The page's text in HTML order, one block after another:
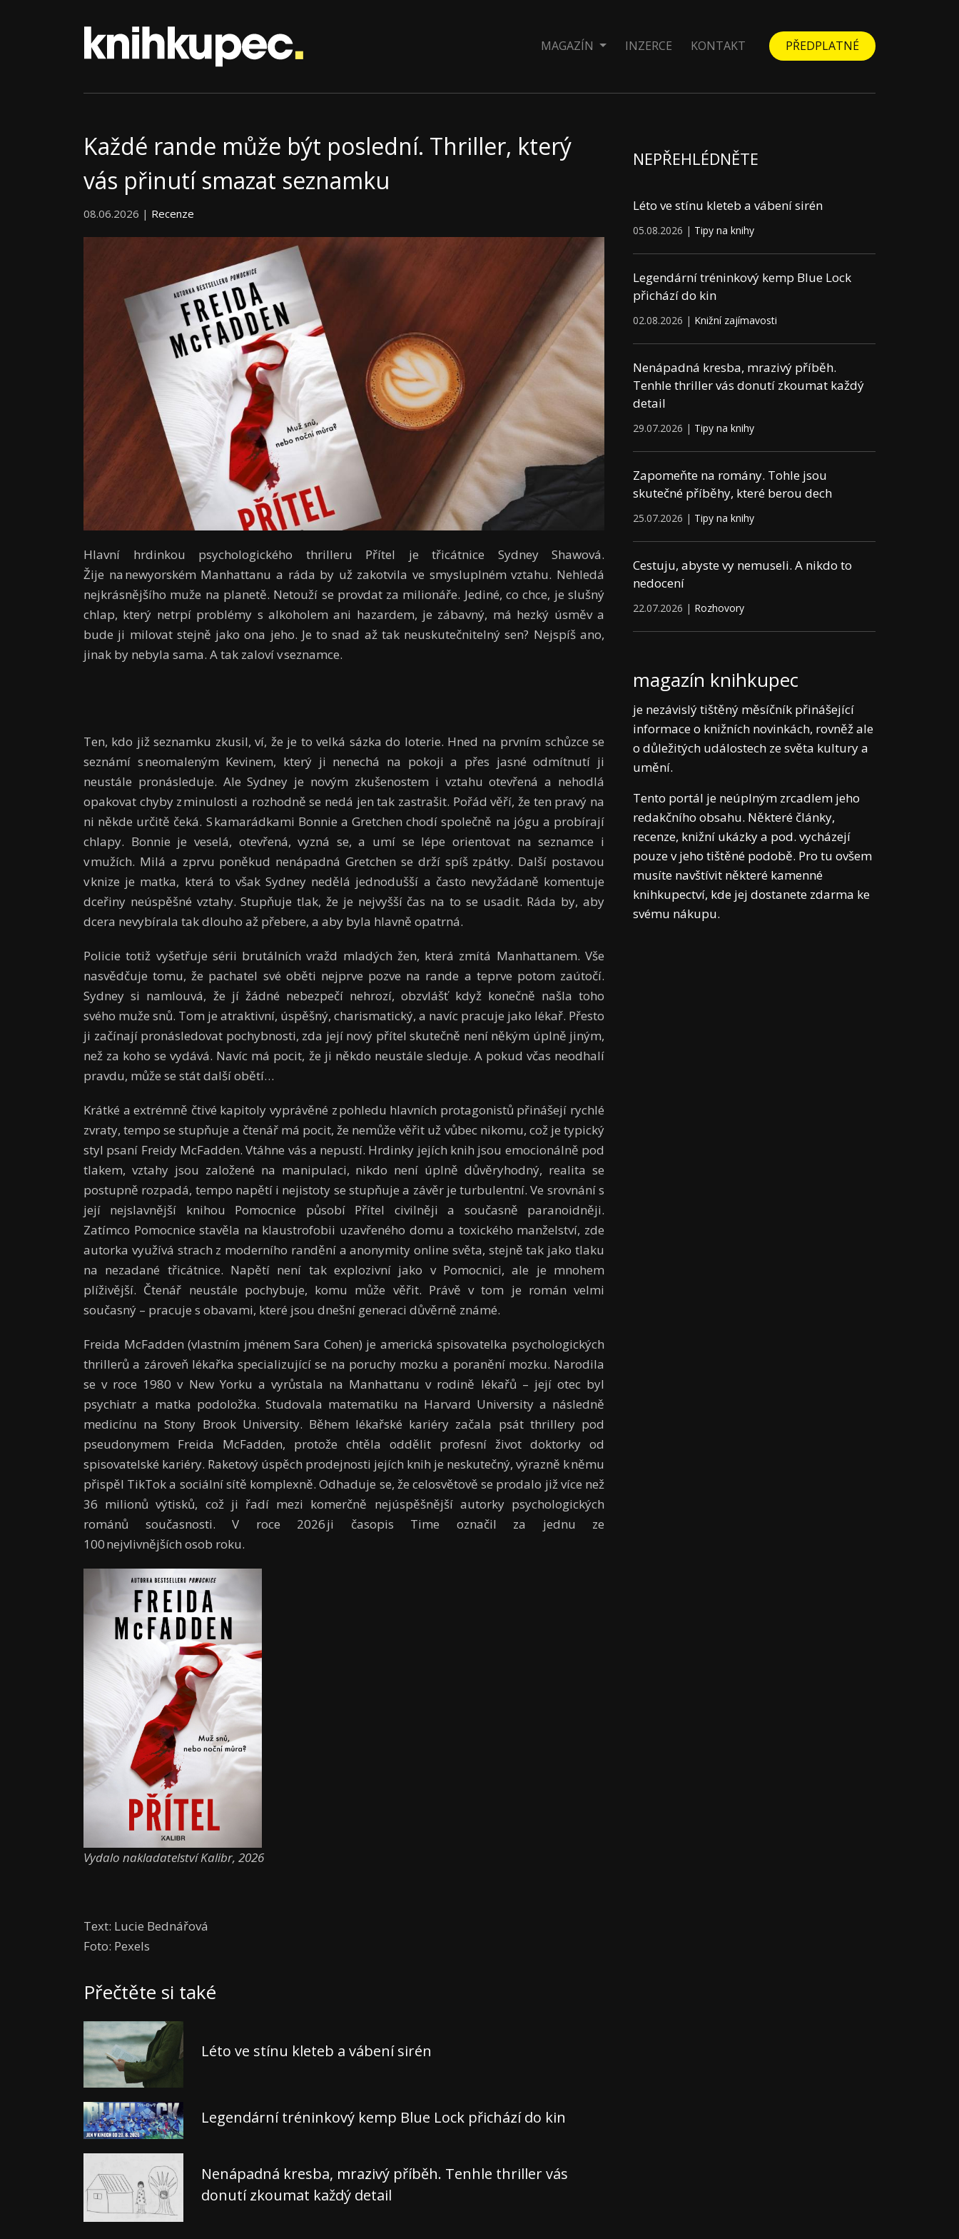
MAGAZÍN INZERCE KONTAKT PŘEDPLATNÉ
Každé rande může být poslední. Thriller, který
vás přinutí smazat seznamku
08.06.2026 | Recenze
Hlavní hrdinkou psychologického thrilleru Přítel je třicátnice Sydney Shawová.
Žije na newyorském Manhattanu a ráda by už zakotvila ve smysluplném vztahu. Nehledá
nejkrásnějšího muže na planetě. Netouží se provdat za milionáře. Jediné, co chce, je slušný
chlap, který netrpí problémy s alkoholem ani hazardem, je zábavný, má hezký úsměv a
bude ji milovat stejně jako ona jeho. Je to snad až tak neuskutečnitelný sen? Nejspíš ano,
jinak by nebyla sama. A tak zaloví v seznamce.
Ten, kdo již seznamku zkusil, ví, že je to velká sázka do loterie. Hned na prvním schůzce se
seznámí s neomaleným Kevinem, který ji nenechá na pokoji a přes jasné odmítnutí ji
neustále pronásleduje. Ale Sydney je novým zkušenostem i vztahu otevřená a nehodlá
opakovat chyby z minulosti a rozhodně se nedá jen tak zastrašit. Pořád věří, že ten pravý na
ni někde určitě čeká. S kamarádkami Bonnie a Gretchen chodí společně na jógu a probírají
chlapy. Bonnie je veselá, otevřená, vyzná se, a umí se lépe orientovat na seznamce i
v mužích. Milá a zprvu poněkud nenápadná Gretchen se drží spíš zpátky. Další postavou
v knize je matka, která to však Sydney nedělá jednodušší a často nevyžádaně komentuje
dceřiny neúspěšné vztahy. Stupňuje tlak, že je nejvyšší čas na to se usadit. Ráda by, aby
dcera nevybírala tak dlouho až přebere, a aby byla hlavně opatrná.
Policie totiž vyšetřuje sérii brutálních vražd mladých žen, která zmítá Manhattanem. Vše
nasvědčuje tomu, že pachatel své oběti nejprve pozve na rande a teprve potom zaútočí.
Sydney si namlouvá, že jí žádné nebezpečí nehrozí, obzvlášť když konečně našla toho
svého muže snů. Tom je atraktivní, úspěšný, charismatický, a navíc pracuje jako lékař. Přesto
ji začínají pronásledovat pochybnosti, zda její nový přítel skutečně není někým úplně jiným,
než za koho se vydává. Navíc má pocit, že ji někdo neustále sleduje. A pokud včas neodhalí
pravdu, může se stát další obětí…
Krátké a extrémně čtivé kapitoly vyprávěné z pohledu hlavních protagonistů přinášejí rychlé
zvraty, tempo se stupňuje a čtenář má pocit, že nemůže věřit už vůbec nikomu, což je typický
styl psaní Freidy McFadden. Vtáhne vás a nepustí. Hrdinky jejích knih jsou emocionálně pod
tlakem, vztahy jsou založené na manipulaci, nikdo není úplně důvěryhodný, realita se
postupně rozpadá, tempo napětí i nejistoty se stupňuje a závěr je turbulentní. Ve srovnání s
její nejslavnější knihou Pomocnice působí Přítel civilněji a současně paranoidněji.
Zatímco Pomocnice stavěla na klaustrofobii uzavřeného domu a toxického manželství, zde
autorka využívá strach z moderního randění a anonymity online světa, stejně tak jako tlaku
na nezadané třicátnice. Napětí není tak explozivní jako v Pomocnici, ale je mnohem
plíživější. Čtenář neustále pochybuje, komu může věřit. Právě v tom je román velmi
současný – pracuje s obavami, které jsou dnešní generaci důvěrně známé.
Freida McFadden (vlastním jménem Sara Cohen) je americká spisovatelka psychologických
thrillerů a zároveň lékařka specializující se na poruchy mozku a poranění mozku. Narodila
se v roce 1980 v New Yorku a vyrůstala na Manhattanu v rodině lékařů – její otec byl
psychiatr a matka podoložka. Studovala matematiku na Harvard University a následně
medicínu na Stony Brook University. Během lékařské kariéry začala psát thrillery pod
pseudonymem Freida McFadden, protože chtěla oddělit profesní život doktorky od
spisovatelské kariéry. Raketový úspěch prodejnosti jejích knih je neskutečný, výrazně k němu
přispěl TikTok a sociální sítě komplexně. Odhaduje se, že celosvětově se prodalo již více než
36 milionů výtisků, což ji řadí mezi komerčně nejúspěšnější autorky psychologických
románů současnosti. V roce 2026 ji časopis Time označil za jednu ze
100 nejvlivnějších osob roku.
Vydalo nakladatelství Kalibr, 2026
Text: Lucie Bednářová
Foto: Pexels
Přečtěte si také
Léto ve stínu kleteb a vábení sirén
Legendární tréninkový kemp Blue Lock přichází do kin
Nenápadná kresba, mrazivý příběh. Tenhle thriller vás
donutí zkoumat každý detail
NEPŘEHLÉDNĚTE
Léto ve stínu kleteb a vábení sirén
05.08.2026 | Tipy na knihy
Legendární tréninkový kemp Blue Lock
přichází do kin
02.08.2026 | Knižní zajímavosti
Nenápadná kresba, mrazivý příběh.
Tenhle thriller vás donutí zkoumat každý
detail
29.07.2026 | Tipy na knihy
Zapomeňte na romány. Tohle jsou
skutečné příběhy, které berou dech
25.07.2026 | Tipy na knihy
Cestuju, abyste vy nemuseli. A nikdo to
nedocení
22.07.2026 | Rozhovory
magazín knihkupec
je nezávislý tištěný měsíčník přinášející
informace o knižních novinkách, rovněž ale
o důležitých událostech ze světa kultury a
umění.
Tento portál je neúplným zrcadlem jeho
redakčního obsahu. Některé články,
recenze, knižní ukázky a pod. vycházejí
pouze v jeho tištěné podobě. Pro tu ovšem
musíte navštívit některé kamenné
knihkupectví, kde jej dostanete zdarma ke
svému nákupu.